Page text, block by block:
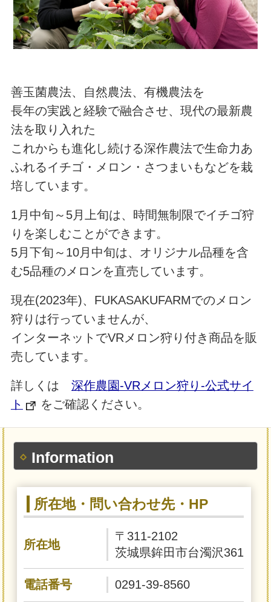
善玉菌農法、自然農法、有機農法を
長年の実践と経験で融合させ、現代の最新農
法を取り入れた
これからも進化し続ける深作農法で生命力あ
ふれるイチゴ・メロン・さつまいもなどを栽
培しています。
1月中旬～5月上旬は、時間無制限でイチゴ狩
りを楽しむことができます。
5月下旬～10月中旬は、オリジナル品種を含
む5品種のメロンを直売しています。
現在(2023年)、FUKASAKUFARMでのメロン
狩りは行っていませんが、
インターネットでVRメロン狩り付き商品を販
売しています。
詳しくは 深作農園-VRメロン狩り-公式サイ
ト
をご確認ください。
Information
所在地・問い合わせ先・HP
所在地
〒311-2102
茨城県鉾田市台濁沢361
電話番号 0291-39-8560